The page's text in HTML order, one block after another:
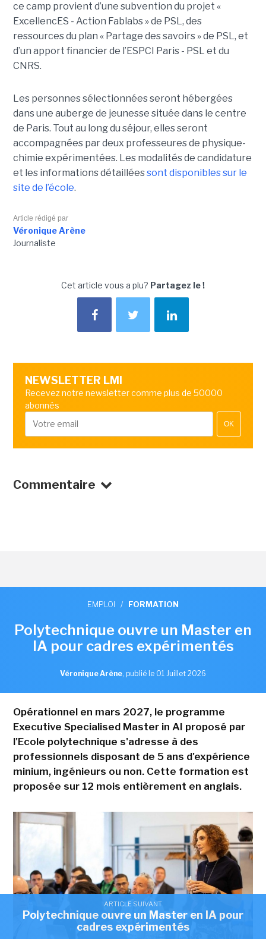
ce camp provient d’une subvention du projet «
ExcellencES - Action Fablabs » de PSL, des
ressources du plan « Partage des savoirs » de PSL, et
d’un apport financier de l’ESPCI Paris - PSL et du
CNRS.
Les personnes sélectionnées seront hébergées
dans une auberge de jeunesse située dans le centre
de Paris. Tout au long du séjour, elles seront
accompagnées par deux professeures de physique-
chimie expérimentées. Les modalités de candidature
et les informations détailléessont disponibles sur le
site de l’école.
Article rédigé par
Véronique Arène
Journaliste
Cet article vous a plu? Partagez le !
NEWSLETTER LMI
Recevez notre newsletter comme plus de 50000
abonnés
OK
Commentaire
ARTICLE SUIVANT
Polytechnique ouvre un Master en IA pour
cadres expérimentés
EMPLOI / FORMATION
Polytechnique ouvre un Master en
IA pour cadres expérimentés
Véronique Arène, publié le 01 Juillet 2026
Opérationnel en mars 2027, le programme
Executive Specialised Master in AI proposé par
l'Ecole polytechnique s'adresse à des
professionnels disposant de 5 ans d'expérience
minium, ingénieurs ou non. Cette formation est
proposée sur 12 mois entièrement en anglais.